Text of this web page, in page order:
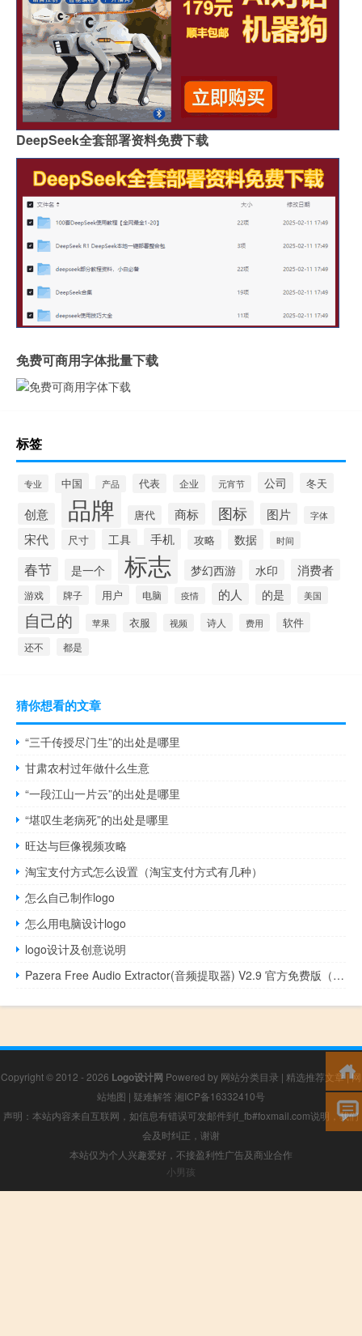
DeepSeek全套部署资料免费下载
免费可商用字体批量下载
标签
专业 中国 产品 代表 企业 元宵节 公司 冬天
创意 品牌 唐代 商标 图标 图片 字体
宋代 尺寸 工具 手机 攻略 数据 时间
春节 是一个 标志 梦幻西游 水印 消费者
游戏 牌子 用户 电脑 疫情 的人 的是 美国
自己的 苹果 衣服 视频 诗人 费用 软件
还不 都是
猜你想看的文章
“三千传授尽门生”的出处是哪里
甘肃农村过年做什么生意
“一段江山一片云”的出处是哪里
“堪叹生老病死”的出处是哪里
旺达与巨像视频攻略
淘宝支付方式怎么设置（淘宝支付方式有几种）
怎么自己制作logo
怎么用电脑设计logo
logo设计及创意说明
Pazera Free Audio Extractor(音频提取器) V2.9 官方免费版（Pazera Free Audio Extractor(音频提取器) V2.9 官方免费版功能简介）
Copyright © 2012 - 2026 Logo设计网 Powered by 网站分类目录 | 精选推荐文章|网
站地图 | 疑难解答 湘ICP备16332410号
声明：本站内容来自互联网，如信息有错误可发邮件到f_fb#foxmail.com说明，我们
会及时纠正，谢谢
本站仅为个人兴趣爱好，不接盈利性广告及商业合作
小男孩